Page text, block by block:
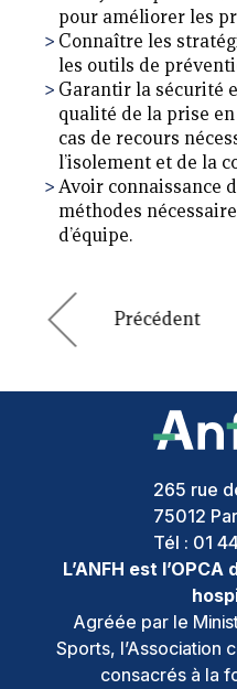
pour améliorer les
Connaître les
les outils de
Garantir la sécurité
qualité de la prise
cas de recours
l’isolement et de la
Avoir connaissance
méthodes
d’équipe.
265 rue
75012
Tél : 01
L’ANFH est
Agréée par le
Sports, l’Association
consacrés à la